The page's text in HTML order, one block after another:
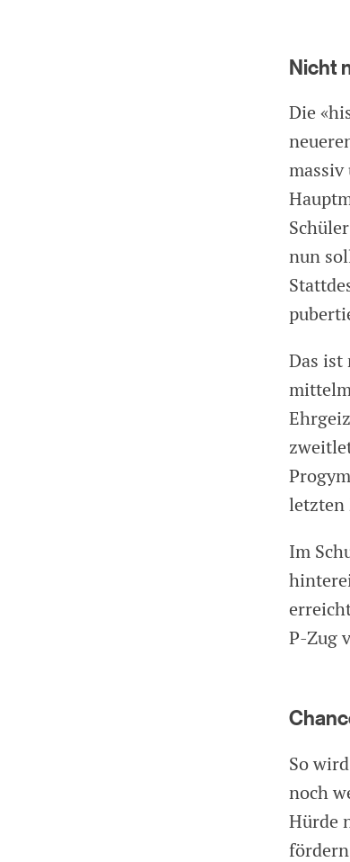
Nicht
Die
massiv
nun
Das
letzten
Im
P-Zug
So
noch
Hürde